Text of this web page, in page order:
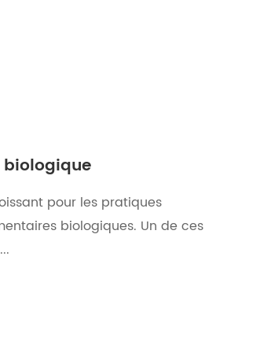
pour les pratiques
biologiques. Un de ces